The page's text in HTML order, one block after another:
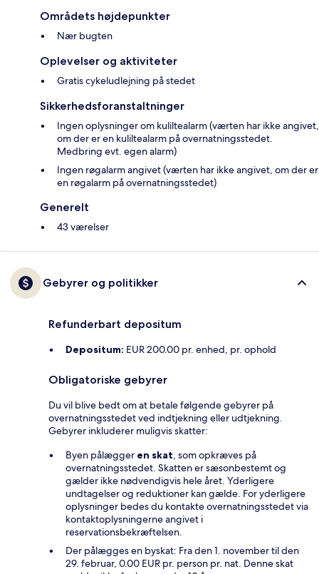
Områdets højdepunkter
Nær bugten
Oplevelser og aktiviteter
Gratis cykeludlejning på stedet
Sikkerhedsforanstaltninger
Ingen oplysninger om kuliltealarm (værten har ikke angivet,
om der er en kuliltealarm på overnatningsstedet.
Medbring evt. egen alarm)
Ingen røgalarm angivet (værten har ikke angivet, om der er
en røgalarm på overnatningsstedet)
Generelt
43 værelser
Gebyrer og politikker
Refunderbart depositum
Depositum: EUR 200.00 pr. enhed, pr. ophold
Obligatoriske gebyrer
Du vil blive bedt om at betale følgende gebyrer på
overnatningsstedet ved indtjekning eller udtjekning.
Gebyrer inkluderer muligvis skatter:
Byen pålægger en skat, som opkræves på
overnatningsstedet. Skatten er sæsonbestemt og
gælder ikke nødvendigvis hele året. Yderligere
undtagelser og reduktioner kan gælde. For yderligere
oplysninger bedes du kontakte overnatningsstedet via
kontaktoplysningerne angivet i
reservationsbekræftelsen.
Der pålægges en byskat: Fra den 1. november til den
29. februar, 0.00 EUR pr. person pr. nat. Denne skat